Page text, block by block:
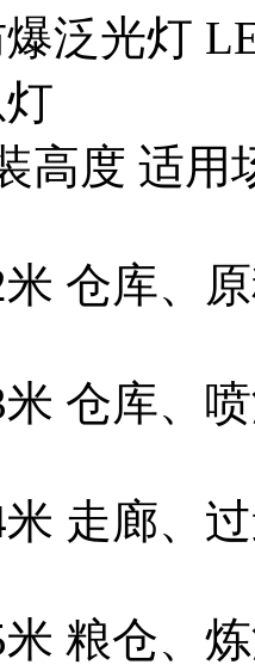
泛光灯
高度 适用
米 仓库、
米 仓库、
米 走廊、
米 粮仓、